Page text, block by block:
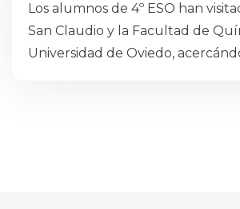
Los alumnos de 4º ESO han
San Claudio y la Facultad de
Universidad de Oviedo,